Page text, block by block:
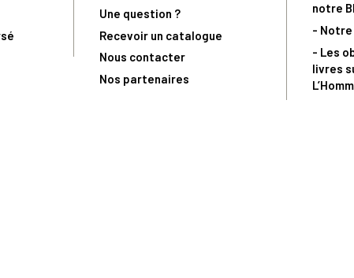
Une question ?
Recevoir un catalogue
Nous contacter
Nos partenaires
notre
-
- Les
livres